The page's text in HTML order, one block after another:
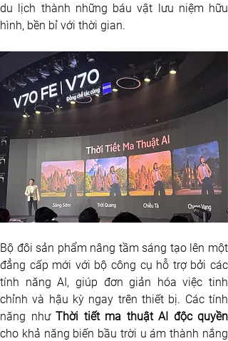
du lịch thành những báu vật lưu niệm hữu
hình, bền bỉ với thời gian.
Bộ đôi sản phẩm nâng tầm sáng tạo lên một
đẳng cấp mới với bộ công cụ hỗ trợ bởi các
tính năng AI, giúp đơn giản hóa việc tinh
chỉnh và hậu kỳ ngay trên thiết bị. Các tính
năng như
cho khả năng biến bầu trời u ám thành nắng